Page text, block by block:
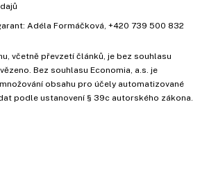
Adéla Formáčková +420 739 500 832
včetně převzetí článků, je bez souhlasu
Bez souhlasu Economia, a.s. je
obsahu pro účely automatizované
podle ustanovení § 39c autorského zákona.